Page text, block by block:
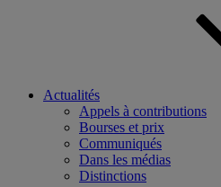
Actualités
Appels à contributions
Bourses et prix
Communiqués
Dans les médias
Distinctions